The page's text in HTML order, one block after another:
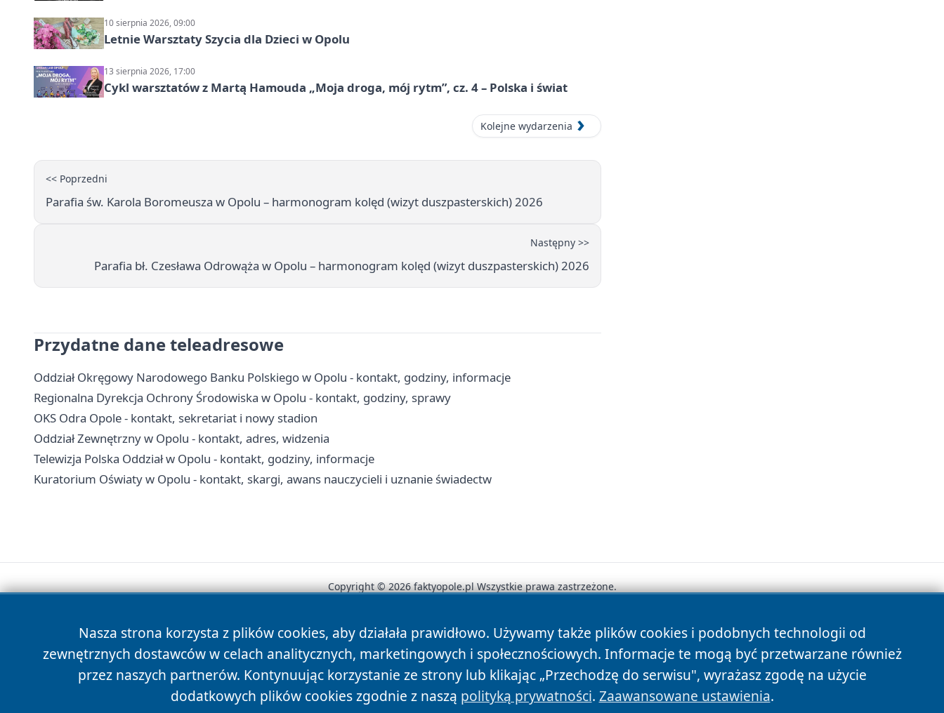
10 sierpnia 2026, 09:00
Letnie Warsztaty Szycia dla Dzieci w Opolu
13 sierpnia 2026, 17:00
Cykl warsztatów z Martą Hamouda „Moja droga, mój rytm”, cz. 4 – Polska i świat
Kolejne wydarzenia
<< Poprzedni
Parafia św. Karola Boromeusza w Opolu – harmonogram kolęd (wizyt duszpasterskich) 2026
Następny >>
Parafia bł. Czesława Odrowąża w Opolu – harmonogram kolęd (wizyt duszpasterskich) 2026
Przydatne dane teleadresowe
Oddział Okręgowy Narodowego Banku Polskiego w Opolu - kontakt, godziny, informacje
Regionalna Dyrekcja Ochrony Środowiska w Opolu - kontakt, godziny, sprawy
OKS Odra Opole - kontakt, sekretariat i nowy stadion
Oddział Zewnętrzny w Opolu - kontakt, adres, widzenia
Telewizja Polska Oddział w Opolu - kontakt, godziny, informacje
Kuratorium Oświaty w Opolu - kontakt, skargi, awans nauczycieli i uznanie świadectw
Nasza strona korzysta z plików cookies, aby działała prawidłowo. Używamy także plików cookies i podobnych technologii od
zewnętrznych dostawców w celach analitycznych, marketingowych i społecznościowych. Informacje te mogą być przetwarzane również
przez naszych partnerów. Kontynuując korzystanie ze strony lub klikając „Przechodzę do serwisu", wyrażasz zgodę na użycie
dodatkowych plików cookies zgodnie z naszą polityką prywatności. Zaawansowane ustawienia.
Copyright © 2026 faktyopole.pl Wszystkie prawa zastrzeżone.
News Autorzy Polityka Prywatności Polityka Cookies